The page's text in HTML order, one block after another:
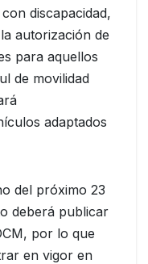
discapacidad,
autorización de
para aquellos
de movilidad
adaptados
del próximo 23
deberá publicar
por lo que
en vigor en